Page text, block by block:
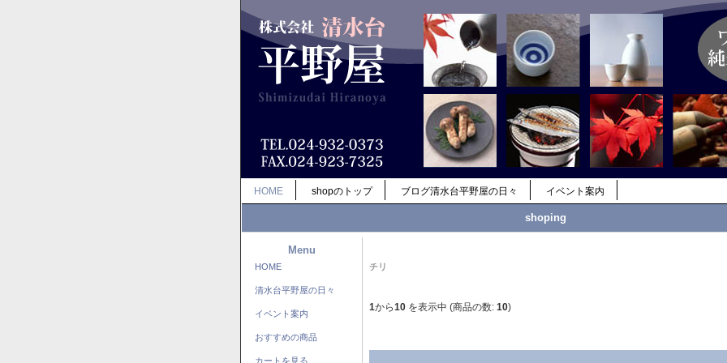
HOME shopのトップ ブログ清水台平野屋の日々 イベント案内
shoping
Menu
HOME
清水台平野屋の日々
イベント案内
おすすめの商品
カートを見る
チリ
1から10 を表示中 (商品の数: 10)